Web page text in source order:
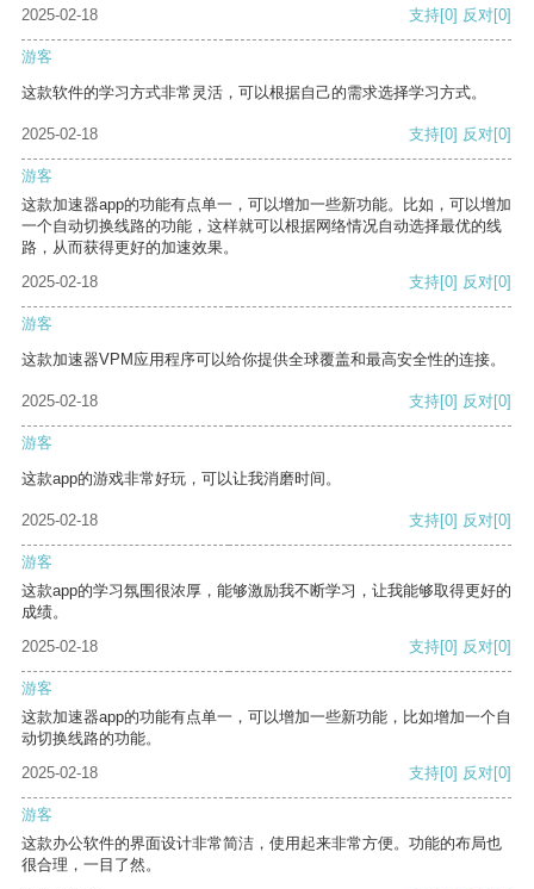
2025-02-18 支持[0] 反对[0]
游客
这款软件的学习方式非常灵活，可以根据自己的需求选择学习方式。
2025-02-18 支持[0] 反对[0]
游客
这款加速器app的功能有点单一，可以增加一些新功能。比如，可以增加
一个自动切换线路的功能，这样就可以根据网络情况自动选择最优的线
路，从而获得更好的加速效果。
2025-02-18
支持[0] 反对[0]
游客
这款加速器VPM应用程序可以给你提供全球覆盖和最高安全性的连接。
2025-02-18 支持[0] 反对[0]
游客
这款app的游戏非常好玩，可以让我消磨时间。
2025-02-18 支持[0] 反对[0]
游客
这款app的学习氛围很浓厚，能够激励我不断学习，让我能够取得更好的
成绩。
2025-02-18
支持[0] 反对[0]
游客
这款加速器app的功能有点单一，可以增加一些新功能，比如增加一个自
动切换线路的功能。
2025-02-18
支持[0] 反对[0]
游客
这款办公软件的界面设计非常简洁，使用起来非常方便。功能的布局也
很合理，一目了然。